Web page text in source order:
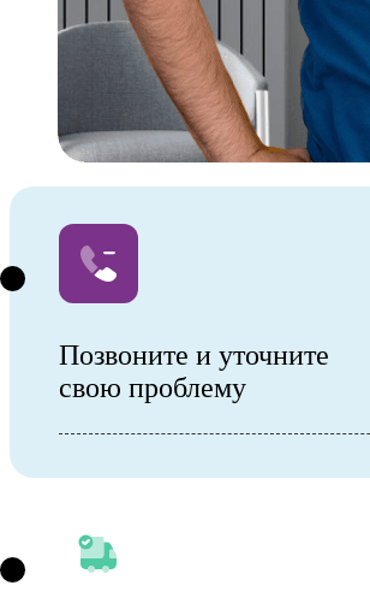
Позвоните и уточните
свою проблему